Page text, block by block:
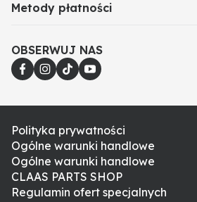
Metody płatności
OBSERWUJ NAS
Polityka prywatności
Ogólne warunki handlowe
Ogólne warunki handlowe
CLAAS PARTS SHOP
Regulamin ofert specjalnych